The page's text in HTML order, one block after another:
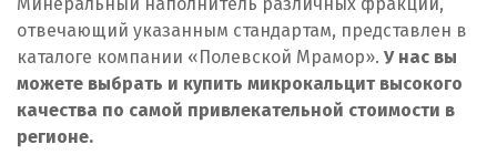
отвечающий указанным стандартам, представлен в
каталоге компании «Полевской Мрамор». У нас вы
можете выбрать и купить микрокальцит высокого
качества по самой привлекательной стоимости в
регионе.